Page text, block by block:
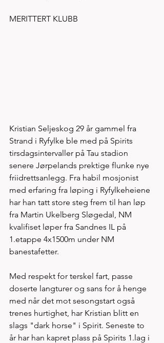
MERITTERT KLUBB
Kristian Seljeskog 29 år gammel fra
Strand i Ryfylke ble med på Spirits
tirsdagsintervaller på Tau stadion
senere Jørpelands prektige flunke nye
friidrettsanlegg. Fra habil mosjonist
med erfaring fra løping i Ryfylkeheiene
har han tatt store steg frem til han løp
fra Martin Ukelberg Sløgedal, NM
kvalifiset løper fra Sandnes IL på
1.etappe 4x1500m under NM
banestafetter.
Med respekt for terskel fart, passe
doserte langturer og sans for å henge
med når det mot sesongstart også
trenes hurtighet, har Kristian blitt en
slags "dark horse" i Spirit. Seneste to
år har han kapret plass på Spirits 1.lag i